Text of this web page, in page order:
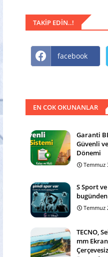
TAKIP EDIN..!
facebook
EN COK OKUNANLAR
Garanti
Güvenli
Dönemi
Temmuz
S Sport
Temmuz
TECNO,
mm